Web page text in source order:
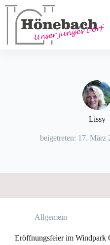
Zum
Inhalt
springen
Lissy
beigetreten: 17. März
Allgemein
Eröffnungsfeier im Windpark